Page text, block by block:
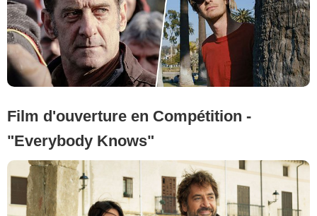
Film d'ouverture en Compétition -
"Everybody Knows"